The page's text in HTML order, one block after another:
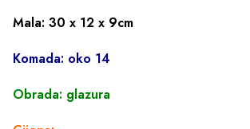
Mala: 30 x 12 x 9cm
Komada: oko 14
Obrada: glazura